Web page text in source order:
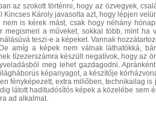
az szokott történni, hogy az özvegyek,
Károly javasolta azt, hogy lépjen
is kérek mást, csak hogy néhány
a műveket, sokkal több, mint ha
teszi-e a képeket. Vannak
amíg a képek nem válnak láthatókká,
tízezerszámra készült negatívok, hogy az
meg lehet gazdagodni.
képanyagot, a készítője
fényképezett, extra miliőben, technikailag
látott haditudósítós képek a közelébe
ad alkalmat.